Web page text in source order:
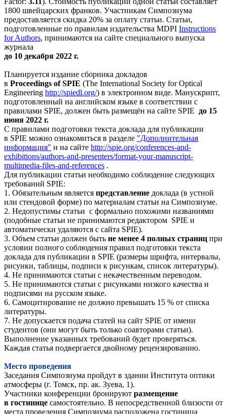
1800 швейцарских франков. Участникам Симпозиума
предоставляется скидка 20% за оплату статьи. Статьи,
подготовленные по правилам издательства MDPI Instructions
for Authors, принимаются на сайте специального выпуска
журнала
до 10 декабря 2022 г.
Планируется издание сборника докладов
в Proceedings of SPIE (The International Society for Optical
Engineering http://spiedl.org/) в электронном виде. Манускрипт,
подготовленный на английском языке в соответствии с
правилами SPIE, должен быть размещён на сайте SPIE до 15
июня 2022 г.
С правилами подготовки текста доклада для публикации
в SPIE можно ознакомиться в разделе "Дополнительная
информация" и на сайте http://spie.org/conferences-and-
exhibitions/authors-and-presenters/format-your-manuscript-
multimedia-files-and-references .
Для публикации статьи необходимо соблюдение следующих
требований SPIE:
1. Обязательным является представление доклада (в устной
или стендовой форме) по материалам статьи на Симпозиуме.
2. Недопустимы статьи с формально похожими названиями
(подобные статьи не принимаются редактором SPIE и
автоматически удаляются с сайта SPIE).
3. Объем статьи должен быть не менее 4 полных страниц при
условии полного соблюдения правил подготовки текста
доклада для публикации в SPIE (размеры шрифта, интервалы,
рисунки, таблицы, подписи к рисункам, список литературы).
4. Не принимаются статьи с некачественным переводом.
5. Не принимаются статьи с рисунками низкого качества и
подписями на русском языке.
6. Самоцитирование не должно превышать 15 % от списка
литературы.
7. Не допускается подача статей на сайт SPIE от имени
студентов (они могут быть только соавторами статьи).
Выполнение указанных требований будет проверяться.
Каждая статья подвергается двойному рецензированию.
Место проведения
Заседания Симпозиума пройдут в здании Института оптики
атмосферы (г. Томск, пр. ак. Зуева, 1).
Участники конференции бронируют размещение
в гостинице самостоятельно. В непосредственной близости от
места проведения Симпозиума расположена гостиница